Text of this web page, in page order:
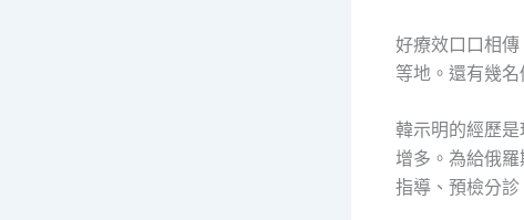
好療效口口相
等地。還有幾
韓示明的經歷
增多。為給俄
指導、預檢分